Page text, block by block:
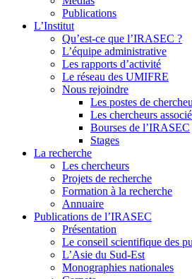
Publications
L’Institut
Qu’est-ce que l’IRASEC ?
L’équipe administrative
Les rapports d’activité
Le réseau des UMIFRE
Nous rejoindre
Les postes de
Les chercheurs
Bourses de l’IRASEC
Stages
La recherche
Les chercheurs
Projets de recherche
Formation à la recherche
Annuaire
Publications de l’IRASEC
Présentation
Le conseil scientifique des
L’Asie du Sud-Est
Monographies nationales